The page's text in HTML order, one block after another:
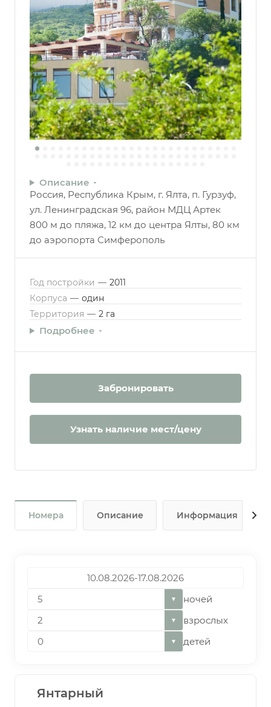
Описание
Россия, Республика Крым, г. Ялта, п. Гурзуф,
ул. Ленинградская 96, район МДЦ Артек
800 м до пляжа, 12 км до центра Ялты, 80 км
до аэропорта Симферополь
Год постройки — 2011
Корпуса — один
Территория — 2 га
Подробнее
Забронировать
Узнать наличие мест/цену
Номера Описание Информация
▼ ночей
▼ взрослых
▼ детей
Янтарный